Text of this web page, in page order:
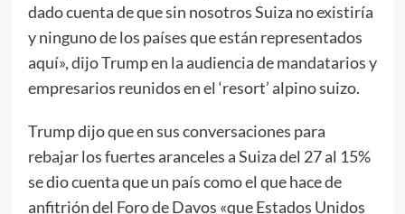
dado cuenta de que sin nosotros Suiza no existiría
y ninguno de los países que están representados
aquí», dijo Trump en la audiencia de mandatarios y
empresarios reunidos en el ‘resort’ alpino suizo.
Trump dijo que en sus conversaciones para
rebajar los fuertes aranceles a Suiza del 27 al 15%
se dio cuenta que un país como el que hace de
anfitrión del Foro de Davos «que Estados Unidos